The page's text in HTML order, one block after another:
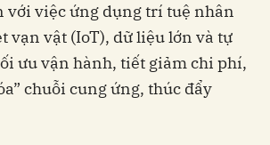
với việc ứng dụng trí tuệ nhân
vạn vật (IoT), dữ liệu lớn và tự
ưu vận hành, tiết giảm chi phí,
chuỗi cung ứng, thúc đẩy